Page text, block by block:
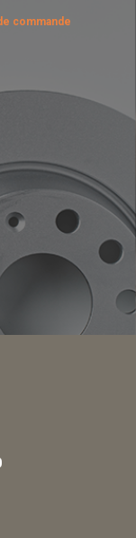
commande